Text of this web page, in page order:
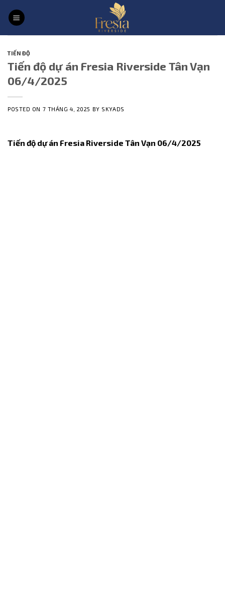
TIẾN ĐỘ
Tiến độ dự án Fresia Riverside Tân Vạn
06/4/2025
POSTED ON 7 THÁNG 4, 2025 BY SKYADS
Tiến độ dự án Fresia Riverside Tân Vạn 06/4/2025